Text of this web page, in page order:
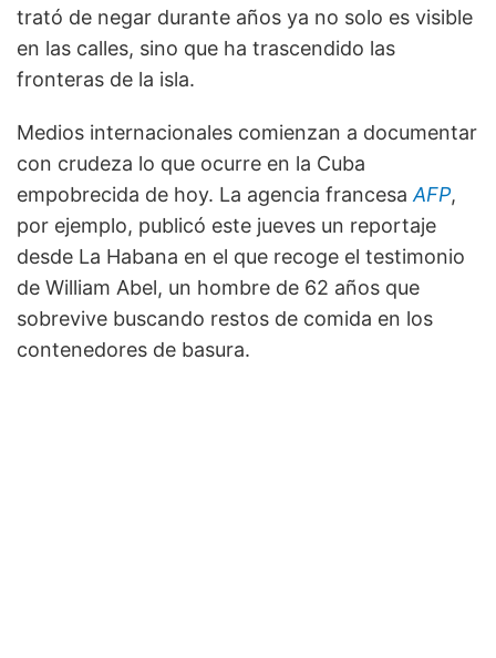
trató de negar durante años ya no solo es visible
en las calles, sino que ha trascendido las
fronteras de la isla.
Medios internacionales comienzan a documentar
con crudeza lo que ocurre en la Cuba
empobrecida de hoy. La agencia francesa AFP,
por ejemplo, publicó este jueves un reportaje
desde La Habana en el que recoge el testimonio
de William Abel, un hombre de 62 años que
sobrevive buscando restos de comida en los
contenedores de basura.